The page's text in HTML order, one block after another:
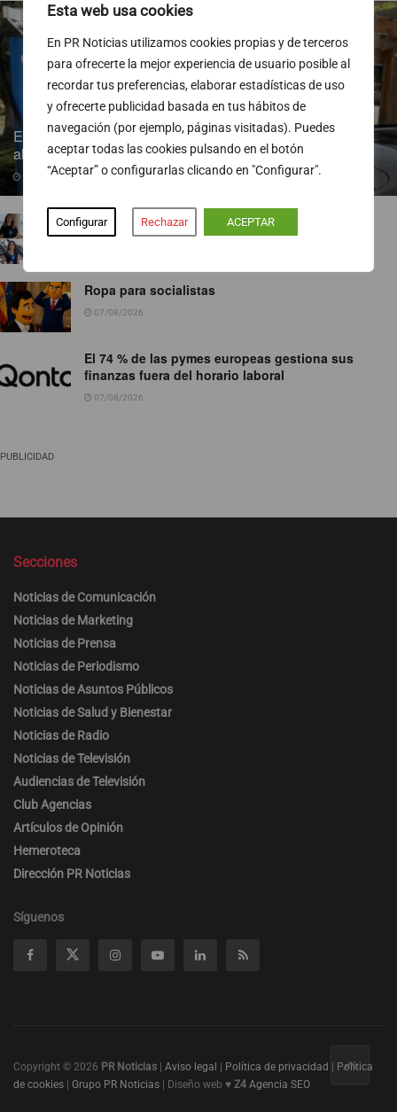
Esta web usa cookies
En PR Noticias utilizamos cookies propias y de terceros
para ofrecerte la mejor experiencia de usuario posible al
recordar tus preferencias, elaborar estadísticas de uso
y ofrecerte publicidad basada en tus hábitos de
navegación (por ejemplo, páginas visitadas). Puedes
aceptar todas las cookies pulsando en el botón
“Aceptar” o configurarlas clicando en "Configurar".
Configurar Rechazar ACEPTAR
Endesa pone a disposición más de 300 puntos de recarga
abiertos al público
07/08/2026
TVE ejecuta un nuevo baile de corresponsales
Ropa para socialistas
07/08/2026
El 74 % de las pymes europeas gestiona sus
finanzas fuera del horario laboral
07/08/2026
PUBLICIDAD
Secciones
Noticias de Comunicación
Noticias de Marketing
Noticias de Prensa
Noticias de Periodismo
Noticias de Asuntos Públicos
Noticias de Salud y Bienestar
Noticias de Radio
Noticias de Televisión
Audiencias de Televisión
Club Agencias
Artículos de Opinión
Hemeroteca
Dirección PR Noticias
Síguenos
Copyright © 2026 PR Noticias Aviso legal Política de privacidad
Política
de cookies
Grupo PR Noticias | Diseño web ♥ Z4 Agencia SEO